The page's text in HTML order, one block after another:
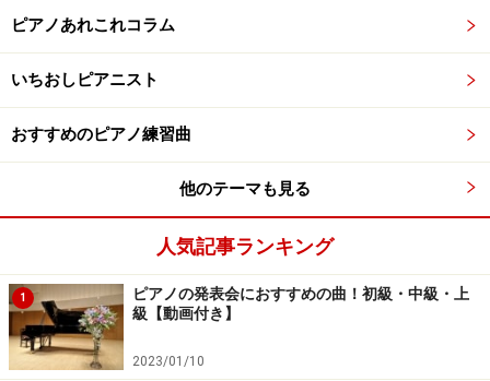
分に合ったスピードで基礎からじっくり学ぶことが出来
独習のデメリット
間違った音やリズム、スタイルで弾き続けていた場
合、自己流の演奏が定着してしまう
効率の良い練習法がわからない、手本がないなどの
理由でレッスンに比べ上達に時間がかかる
疑問や悩みが生じた時に、解決法がわからないと挫
折しやすい
ピアノあれこれコラム
いちおしピアニスト
おすすめのピアノ練習曲
他のテーマも見る
人気記事ランキング
1
ピアノの発表会におすすめの曲！初級・中級・上
級【動画付き】
2023/01/10